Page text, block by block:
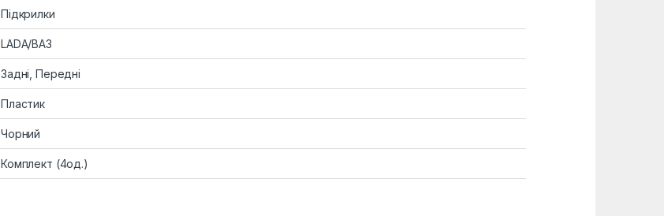
Підкрилки
LADA/ВАЗ
Задні, Передні
Пластик
Чорний
Комплект (4од.)